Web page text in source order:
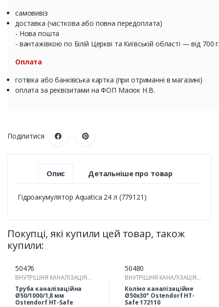
самовивіз
доставка (часткова або повна передоплата)
- Нова пошта
- вантажівкою по Білій Церкві та Київській області — від 700
Оплата
готівка або банківська картка (при отриманні в магазині)
оплата за реквізитами на ФОП Масюк Н.В.
Поділитися
Опис Детальніше про товар
Гідроакумулятор Aquatica 24 л (779121)
Покупці, які купили цей товар, також
купили:
50476
ВНУТРІШНЯ КАНАЛІЗАЦІЯ
(ТРУБА КАНАЛІЗАЦІЙНА ТА
ФІТИНГИ ДЛЯ
ВНУТРІШНЬОЇ КАНАЛІЗАЦІЇ)
Труба каналізаційна
Ø50/1000/1,8 мм
Ostendorf HT-Safe
50480
ВНУТРІШНЯ КАНАЛІЗАЦІЯ
(ТРУБА КАНАЛІЗАЦІЙНА ТА
ФІТИНГИ ДЛЯ
ВНУТРІШНЬОЇ КАНАЛІЗАЦІЇ)
Коліно каналізаційне
Ø50х30° Ostendorf HT-
Safe 172110